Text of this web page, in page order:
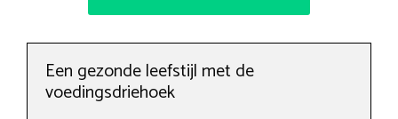
Een gezonde leefstijl met de
voedingsdriehoek